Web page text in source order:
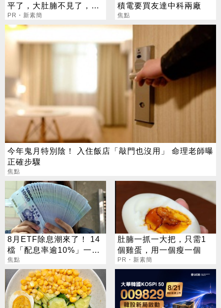
平了，大肚腩不見了，脂
肪沒了！
PR・新素簡
積電要買友達中科兩廠
焦點
今年鬼月特別陰！ 入住飯店「敲門也沒用」 命理老師曝
正確步驟
焦點
8月ETF除息潮來了！ 14
檔「配息率逾10%」一次
看
焦點
肚腩一抓一大把，只需1
個雞蛋，用一個瘦一個
PR・新素簡